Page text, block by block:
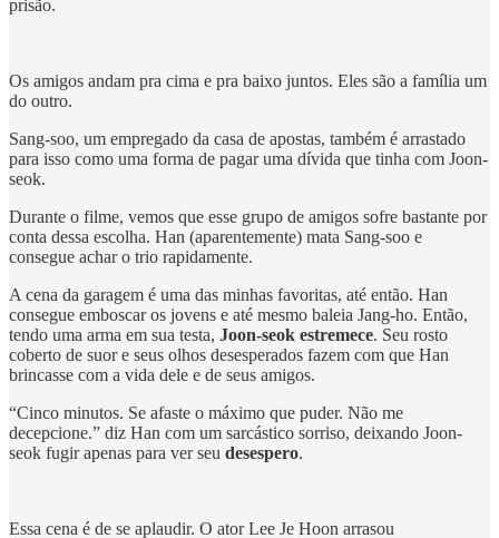
prisão.
Os amigos andam pra cima e pra baixo juntos. Eles são a família um
do outro.
Sang-soo, um empregado da casa de apostas, também é arrastado
para isso como uma forma de pagar uma dívida que tinha com Joon-
seok.
Durante o filme, vemos que esse grupo de amigos sofre bastante por
conta dessa escolha. Han (aparentemente) mata Sang-soo e
consegue achar o trio rapidamente.
A cena da garagem é uma das minhas favoritas, até então. Han
consegue emboscar os jovens e até mesmo baleia Jang-ho. Então,
tendo uma arma em sua testa, Joon-seok estremece. Seu rosto
coberto de suor e seus olhos desesperados fazem com que Han
brincasse com a vida dele e de seus amigos.
“Cinco minutos. Se afaste o máximo que puder. Não me
decepcione.” diz Han com um sarcástico sorriso, deixando Joon-
seok fugir apenas para ver seu desespero.
Essa cena é de se aplaudir. O ator Lee Je Hoon arrasou